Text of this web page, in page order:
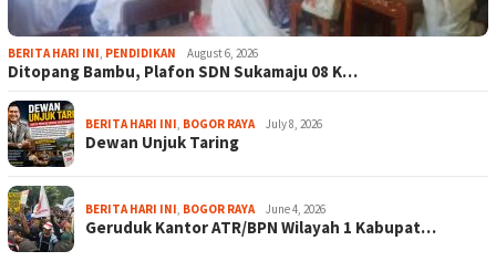
BERITA HARI INI, PENDIDIKAN August 6, 2026
Ditopang Bambu, Plafon SDN Sukamaju 08 K…
BERITA HARI INI, BOGOR RAYA July 8, 2026
Dewan Unjuk Taring
BERITA HARI INI, BOGOR RAYA June 4, 2026
Geruduk Kantor ATR/BPN Wilayah 1 Kabupat…